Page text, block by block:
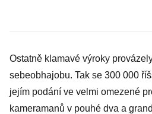
Ostatně klamavé výroky
sebeobhajobu. Tak se 300 000
jejím podání ve velmi omezené
kameramanů v pouhé dva a